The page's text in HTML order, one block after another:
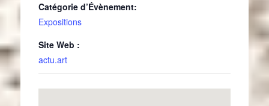
Catégorie d’Évènement:
Expositions
Site Web :
actu.art